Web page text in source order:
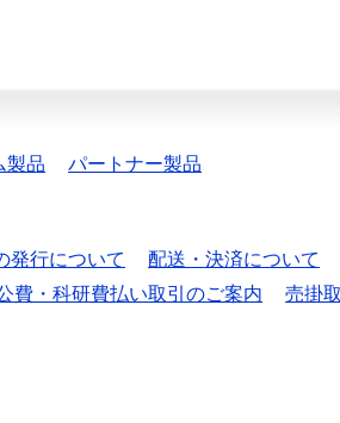
製品 パートナー製品
発行について 配送・決済について
費・科研費払い取引のご案内 売掛